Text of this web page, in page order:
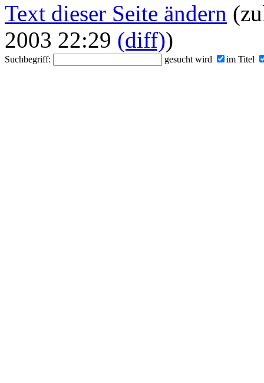
Text dieser Seite ändern
2003 22:29 (diff))
Suchbegriff: gesucht wird im Titel